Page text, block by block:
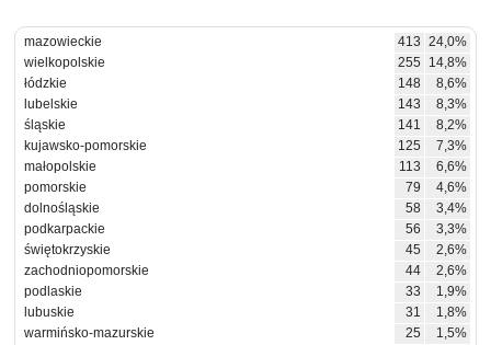
mazowieckie 413 24,0%
wielkopolskie
255
14,8%
łódzkie
148
8,6%
lubelskie
143
8,3%
śląskie
141
8,2%
kujawsko-pomorskie
125
7,3%
małopolskie
113
6,6%
pomorskie
79
4,6%
dolnośląskie
58
3,4%
podkarpackie
56
3,3%
świętokrzyskie
45
2,6%
zachodniopomorskie
44
2,6%
podlaskie
33
1,9%
lubuskie
31
1,8%
warmińsko-mazurskie
25
1,5%